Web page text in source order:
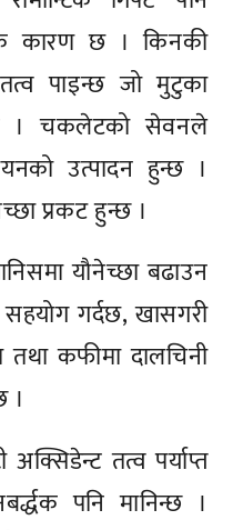
कारण छ । किनकी
पाइन्छ जो मुटुका
। चकलेटको सेवनले
उत्पादन हुन्छ ।
प्रकट हुन्छ ।
यौनेच्छा बढाउन
सहयोग गर्दछ, खासगरी
तथा कफीमा दालचिनी
।
अक्सिडेन्ट तत्व पर्याप्त
पनि मानिन्छ ।